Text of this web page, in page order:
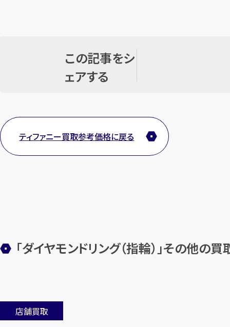
この記事をシ
ェアする
ティファニー買取参考価格に戻る
「ダイヤモンドリング（指輪）」その他の
店舗買取